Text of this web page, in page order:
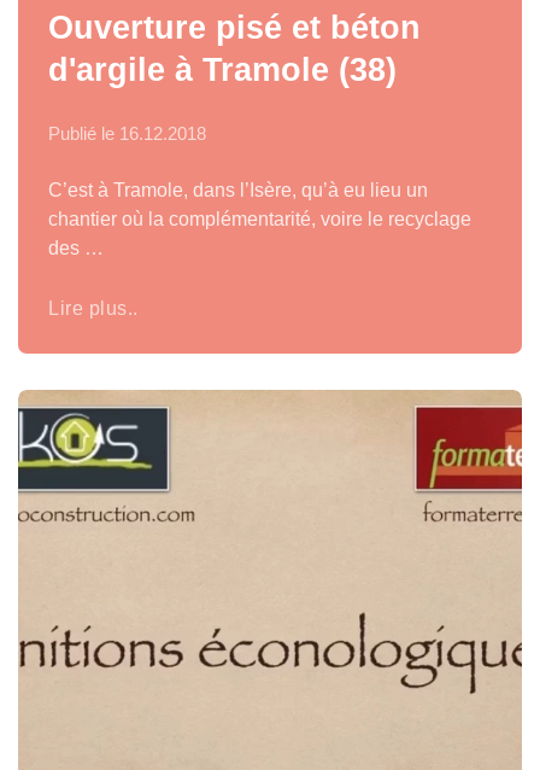
Ouverture pisé et béton
d'argile à Tramole (38)
Publié le 16.12.2018
C’est à Tramole, dans l’Isère, qu’à eu lieu un
chantier où la complémentarité, voire le recyclage
des …
Lire plus..